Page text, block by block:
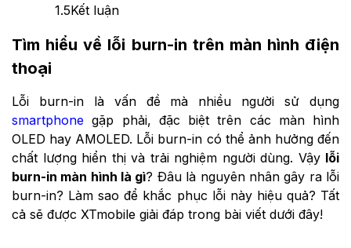
1.5Kết luận
Tìm hiểu về lỗi burn-in trên màn hình điện
thoại
Lỗi burn-in là vấn đề mà nhiều người sử dụng
smartphone gặp phải, đặc biệt trên các màn hình
OLED hay AMOLED. Lỗi burn-in có thể ảnh hưởng đến
chất lượng hiển thị và trải nghiệm người dùng. Vậy lỗi
burn-in màn hình là gì? Đâu là nguyên nhân gây ra lỗi
burn-in? Làm sao để khắc phục lỗi này hiệu quả? Tất
cả sẽ được XTmobile giải đáp trong bài viết dưới đây!